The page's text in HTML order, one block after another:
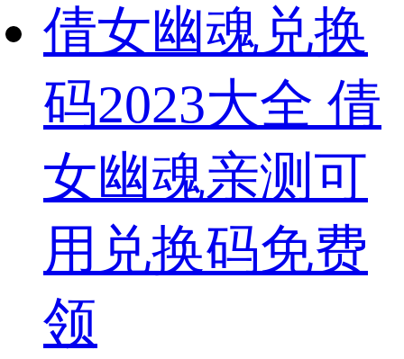
倩女幽魂兑换
码2023大全 倩
女幽魂亲测可
用兑换码免费
领